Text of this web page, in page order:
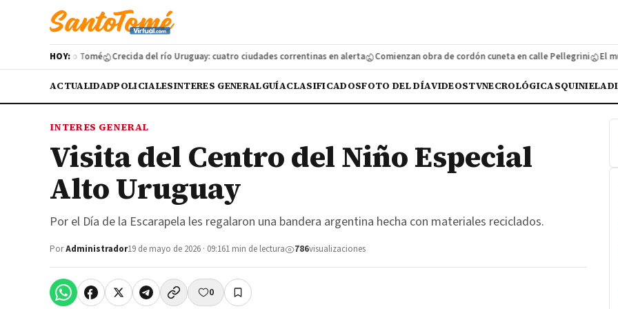
HOY:
en Santo Tomé Crecida del río Uruguay: cuatro ciudades correntinas en alerta Comienzan obra de cordón cuneta en calle Pellegrini El
ACTUALIDADPOLICIALESINTERES GENERALGUÍACLASIFICADOSFOTO DEL DÍAVIDEOSTVNECROLÓGICASQUINIELA
INTERES GENERAL
Visita del Centro del Niño Especial
Alto Uruguay
Por el Día de la Escarapela les regalaron una bandera argentina hecha con materiales reciclados.
PorAdministrador19 de mayo de 2026 · 09:161 min de lectura 786visualizaciones
0